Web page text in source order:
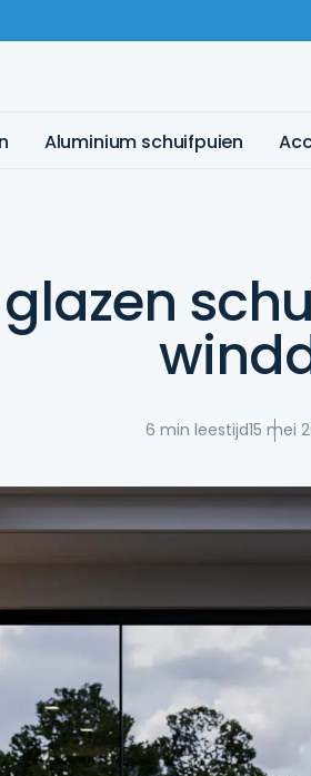
Aluminium schuifpuien
glazen
6 min leestijd15 mei